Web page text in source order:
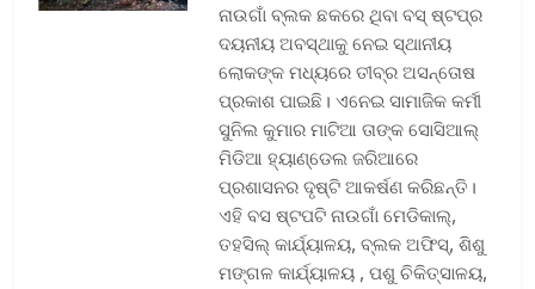
ନାଉଗାଁ ବ୍ଲକ ଛକରେ ଥିବା ବସ୍‌ ଷ୍ଟପ୍‌ର
ଦୟନୀୟ ଅବସ୍ଥାକୁ ନେଇ ସ୍ଥାନୀୟ
ଲୋକଙ୍କ ମଧ୍ୟରେ ତୀବ୍ର ଅସନ୍ତୋଷ
ପ୍ରକାଶ ପାଇଛି। ଏନେଇ ସାମାଜିକ କର୍ମୀ
ସୁନିଲ କୁମାର ମାଟିଆ ତାଙ୍କ ସୋସିଆଲ୍‌
ମିଡିଆ ହ୍ୟାଣ୍ଡେଲ ଜରିଆରେ
ପ୍ରଶାସନର ଦୃଷ୍ଟି ଆକର୍ଷଣ କରିଛନ୍ତି।
ଏହି ବସ ଷ୍ଟପଟି ନାଉଗାଁ ମେଡିକାଲ୍‌,
ତହସିଲ୍‌ କାର୍ଯ୍ୟାଳୟ, ବ୍ଲକ ଅଫିସ୍‌, ଶିଶୁ
ମଙ୍ଗଳ କାର୍ଯ୍ୟାଳୟ , ପଶୁ ଚିକିତ୍ସାଳୟ,